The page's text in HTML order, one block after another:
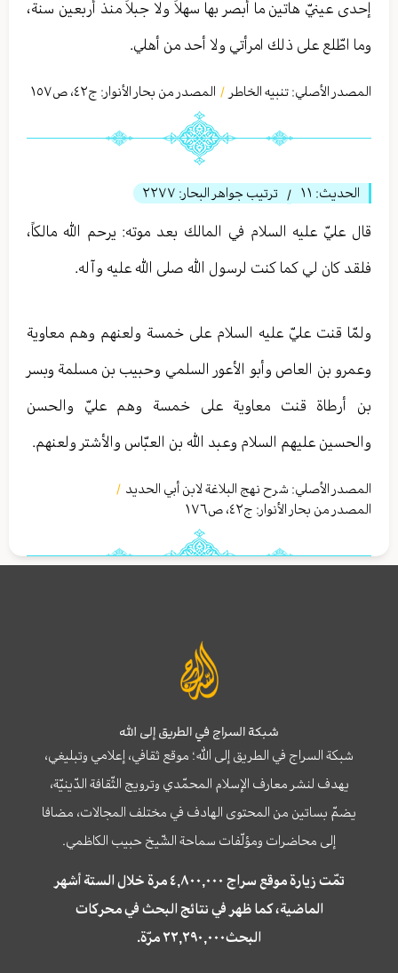
إحدى عينيّ هاتين ما أبصر بها سهلاً ولا جبلاً منذ أربعين سنة،
وما اطّلع على ذلك امرأتي ولا أحد من أهلي.
المصدر الأصلي: تنبيه الخاطر / المصدر من بحار الأنوار: ج٤٢، ص١٥٧
الحديث: ١١ / ترتيب جواهر البحار: ٢٢٧٧
قال عليّ عليه السلام في المالك بعد موته: يرحم الله مالكاً،
فلقد كان لي كما كنت لرسول الله صلى الله عليه وآله.
ولمّا قنت عليّ عليه السلام على خمسة ولعنهم وهم معاوية
وعمرو بن العاص وأبو الأعور السلمي وحبيب بن مسلمة وبسر
بن أرطاة قنت معاوية على خمسة وهم عليّ والحسن
والحسين عليهم السلام وعبد الله بن العبّاس والأشتر ولعنهم.
المصدر الأصلي: شرح نهج البلاغة لابن أبي الحدید /
المصدر من بحار الأنوار: ج٤٢، ص١٧٦
شبكة السراج في الطريق إلى الله
شبكة السراج في الطريق إلى الله؛ موقع ثقافي، إعلامي وتبليغي،
يهدف لنشر معارف الإسلام المحمّدي وترويج الثّقافة الدّينيّة،
يضمّ بساتين من المحتوى الهادف في مختلف المجالات، مضافا
إلى محاضرات ومؤلّفات سماحة الشّيخ حبيب الكاظمي.
تمّت زيارة موقع سراج ٤,٨٠٠,٠٠٠ مرة خلال الستة أشهر
الماضية، كما ظهر في نتائج البحث في محركات
البحث٢٢,٢٩٠,٠٠٠ مرّة.